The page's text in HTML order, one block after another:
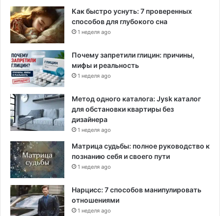
Как быстро уснуть: 7 проверенных
способов для глубокого сна
1 неделя ago
Почему запретили глицин: причины,
мифы и реальность
1 неделя ago
Метод одного каталога: Jysk каталог
для обстановки квартиры без
дизайнера
1 неделя ago
Матрица судьбы: полное руководство к
познанию себя и своего пути
1 неделя ago
Нарцисс: 7 способов манипулировать
отношениями
1 неделя ago